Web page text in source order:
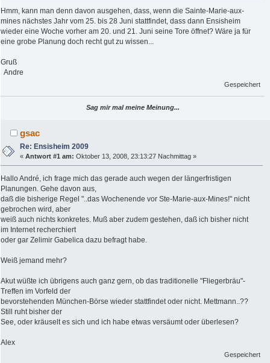
Hmm, kann man denn davon ausgehen, dass, wenn die Sainte-Marie-aux-
mines nächstes Jahr vom 25. bis 28 Juni stattfindet, dass dann Ensisheim
wieder eine Woche vorher am 20. und 21. Juni seine Tore öffnet? Wäre ja für
eine grobe Planung doch recht gut zu wissen...
Gruß
Andre
Gespeichert
Sag mir mal meine Meinung...
gsac
Re: Ensisheim 2009
«Antwort #1 am: Oktober 13, 2008, 23:13:27 Nachmittag »
Hallo André, ich frage mich das gerade auch wegen der längerfristigen
Planungen. Gehe davon aus,
daß die bisherige Regel "..das Wochenende vor Ste-Marie-aux-Mines!" nicht
gebrochen wird, aber
weiß auch nichts konkretes. Muß aber zudem gestehen, daß ich bisher nicht
im Internet recherchiert
oder gar Zelimir Gabelica dazu befragt habe.
Weiß jemand mehr?
Akut wüßte ich übrigens auch ganz gern, ob das traditionelle "Fliegerbräu"-
Treffen im Vorfeld der
bevorstehenden München-Börse wieder stattfindet oder nicht. Mettmann..??
Still ruht bisher der
See, oder kräuselt es sich und ich habe etwas versäumt oder überlesen?
Alex
Gespeichert